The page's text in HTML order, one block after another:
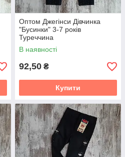
Оптом Джегінси Дівчинка
"Бусинки" 3-7 років
Туреччина
В наявності
92,50 ₴
Купити